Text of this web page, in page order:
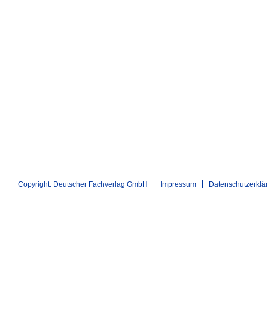
Copyright: Deutscher Fachverlag GmbH Impressum